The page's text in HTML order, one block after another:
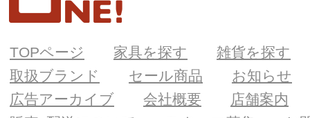
TOPページ 家具を探す
雑貨を探す
取扱ブランド
セール商品
お知らせ
広告アーカイブ
会社概要
店舗案内